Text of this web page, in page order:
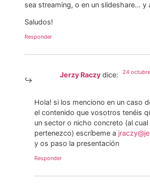
sea streaming, o en un slideshare… y
Saludos!
Responder
Jerzy Raczy dice: 24
Hola! si los menciono en un caso
el contenido que vosotros tenéis
un sector o nicho concreto (al cual
pertenezco) escríbeme a
y os paso la presentación
Responder